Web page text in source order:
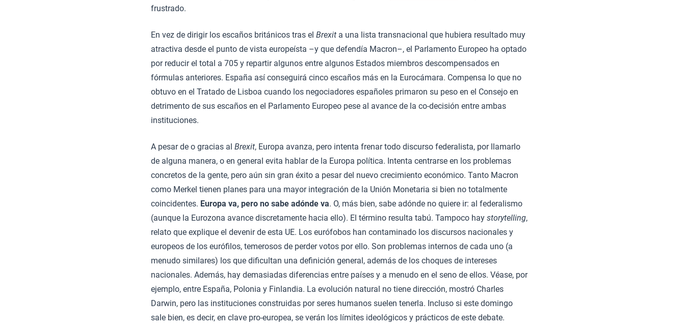
frustrado.
En vez de dirigir los escaños británicos tras el Brexit a una lista transnacional que hubiera resultado muy
atractiva desde el punto de vista europeísta –y que defendía Macron–, el Parlamento Europeo ha optado
por reducir el total a 705 y repartir algunos entre algunos Estados miembros descompensados en
fórmulas anteriores. España así conseguirá cinco escaños más en la Eurocámara. Compensa lo que no
obtuvo en el Tratado de Lisboa cuando los negociadores españoles primaron su peso en el Consejo en
detrimento de sus escaños en el Parlamento Europeo pese al avance de la co-decisión entre ambas
instituciones.
A pesar de o gracias al Brexit, Europa avanza, pero intenta frenar todo discurso federalista, por llamarlo
de alguna manera, o en general evita hablar de la Europa política. Intenta centrarse en los problemas
concretos de la gente, pero aún sin gran éxito a pesar del nuevo crecimiento económico. Tanto Macron
como Merkel tienen planes para una mayor integración de la Unión Monetaria si bien no totalmente
coincidentes. Europa va, pero no sabe adónde va. O, más bien, sabe adónde no quiere ir: al federalismo
(aunque la Eurozona avance discretamente hacia ello). El término resulta tabú. Tampoco hay storytelling,
relato que explique el devenir de esta UE. Los eurófobos han contaminado los discursos nacionales y
europeos de los eurófilos, temerosos de perder votos por ello. Son problemas internos de cada uno (a
menudo similares) los que dificultan una definición general, además de los choques de intereses
nacionales. Además, hay demasiadas diferencias entre países y a menudo en el seno de ellos. Véase, por
ejemplo, entre España, Polonia y Finlandia. La evolución natural no tiene dirección, mostró Charles
Darwin, pero las instituciones construidas por seres humanos suelen tenerla. Incluso si este domingo
sale bien, es decir, en clave pro-europea, se verán los límites ideológicos y prácticos de este debate.